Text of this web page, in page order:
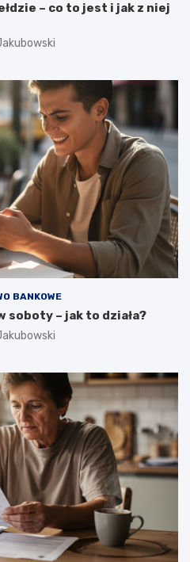
– co to jest i jak z niej
BANKOWE
soboty – jak to działa?